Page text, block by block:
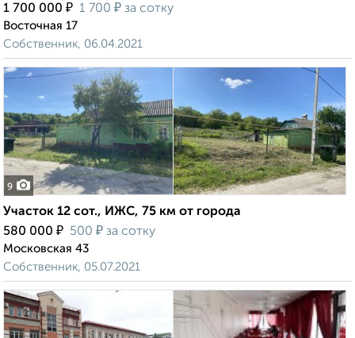
1 700 000 ₽ 1 700 ₽ за сотку
Восточная 17
Собственник, 06.04.2021
9
Участок 12 сот., ИЖС, 75 км от города
580 000 ₽ 500 ₽ за сотку
Московская 43
Собственник, 05.07.2021